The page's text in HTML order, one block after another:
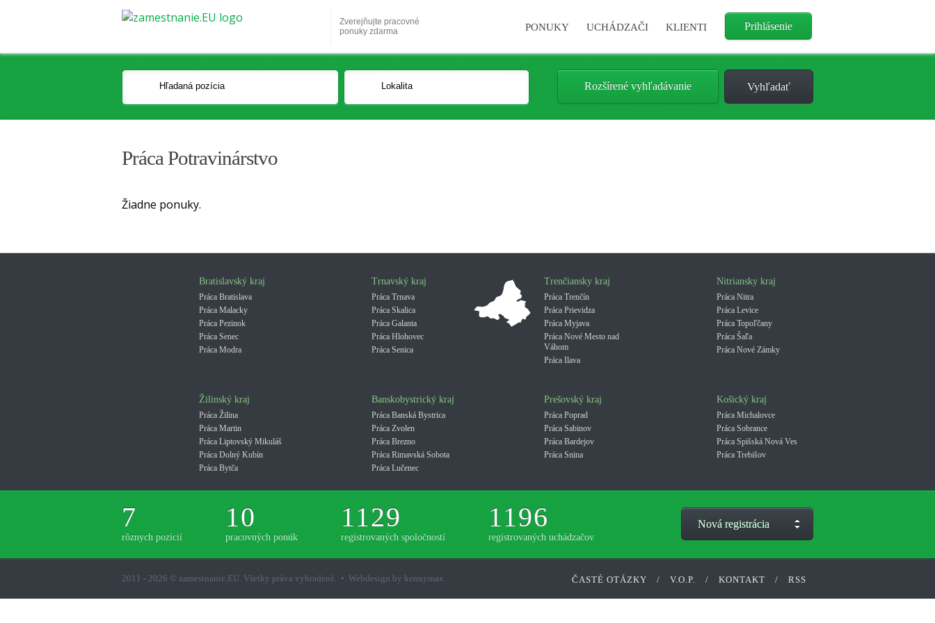
Zverejňujte pracovné
ponuky zdarma
Prihlásenie
PONUKY UCHÁDZAČI KLIENTI
Rozšírené vyhľadávanie
Práca Potravinárstvo
Žiadne ponuky.
Bratislavský kraj
Práca Bratislava
Práca Malacky
Práca Pezinok
Práca Senec
Práca Modra
Trnavský kraj
Práca Trnava
Práca Skalica
Práca Galanta
Práca Hlohovec
Práca Senica
Trenčiansky kraj
Práca Trenčín
Práca Prievidza
Práca Myjava
Práca Nové Mesto nad
Váhom
Práca Ilava
Nitriansky kraj
Práca Nitra
Práca Levice
Práca Topoľčany
Práca Šaľa
Práca Nové Zámky
Žilinský kraj
Práca Žilina
Práca Martin
Práca Liptovský Mikuláš
Práca Dolný Kubín
Práca Bytča
Banskobystrický kraj
Práca Banská Bystrica
Práca Zvolen
Práca Brezno
Práca Rimavská Sobota
Práca Lučenec
Prešovský kraj
Práca Poprad
Práca Sabinov
Práca Bardejov
Práca Snina
Košický kraj
Práca Michalovce
Práca Sobrance
Práca Spišská Nová Ves
Práca Trebišov
7
rôznych pozícií
10
pracovných ponúk
1129
registrovaných spoločností
1196
registrovaných uchádzačov
Nová registrácia
2011 - 2026 © zamestnanie.EU. Všetky práva vyhradené. • Webdesign by kennymax ČASTÉ OTÁZKY / V.O.P. / KONTAKT / RSS